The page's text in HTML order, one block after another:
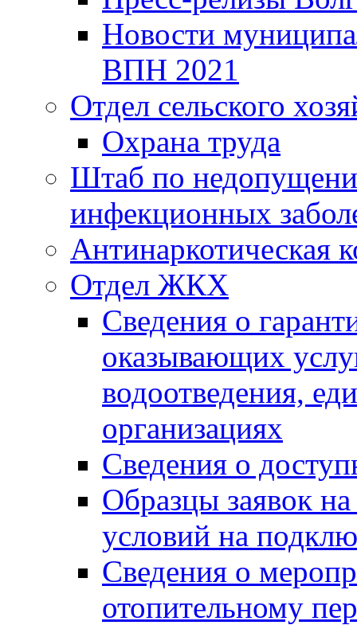
Новости
ВПН 2021
Отдел сельского
Охрана труда
Штаб по
инфекционных
Антинаркотическая
Отдел ЖКХ
Сведения о
оказывающих
водоотведения,
организациях
Сведения о
Образцы заявок
условий на
Сведения о
отопительному